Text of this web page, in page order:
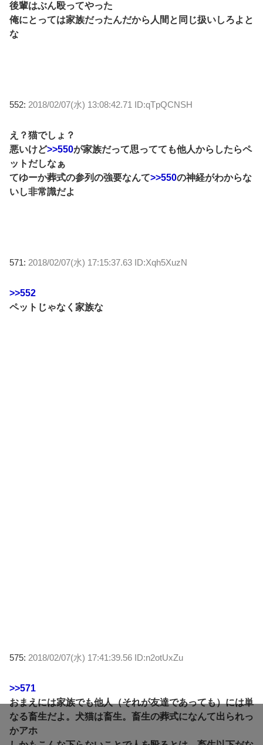
後輩はぶん殴ってやった
俺にとっては家族だったんだから人間と同じ扱いしろよと
な
552: 2018/02/07(水) 13:08:42.71 ID:qTpQCNSH
え？猫でしょ？
悪いけど>>550が家族だって思ってても他人からしたらペ
ットだしなぁ
てゆーか葬式の参列の強要なんて>>550の神経がわからな
いし非常識だよ
571: 2018/02/07(水) 17:15:37.63 ID:Xqh5XuzN
>>552
ペットじゃなく家族な
575: 2018/02/07(水) 17:41:39.56 ID:n2otUxZu
>>571
おまえには家族でも他人（それが友達であっても）には単
なる畜生だよ。犬猫は畜生。畜生の葬式になんて出られっ
かアホ